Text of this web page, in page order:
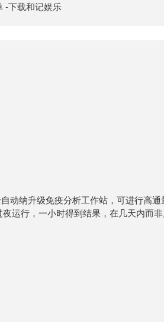
-下载和记娱乐
动纳升级免疫分析工作站，可进行高
运行，一小时得到结果，在几天内而